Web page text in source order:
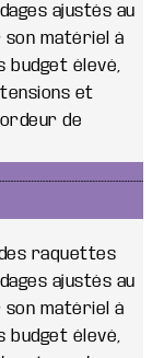
ajustés au
son matériel à
budget élevé,
et
de
raquettes
ajustés au
son matériel à
budget élevé,